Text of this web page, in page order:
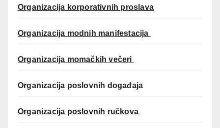
Organizacija korporativnih proslava
Organizacija modnih manifestacija
Organizacija momačkih večeri
Organizacija poslovnih događaja
Organizacija poslovnih ručkova